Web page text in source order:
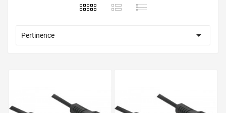
Pertinence 